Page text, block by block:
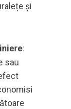
și
:
sau